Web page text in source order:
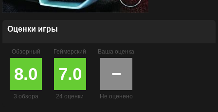
Оценки игры
Обзорный
8.0
3 обзора
Геймерский
7.0
24 оценки
Ваша оценка
−
Не оценено